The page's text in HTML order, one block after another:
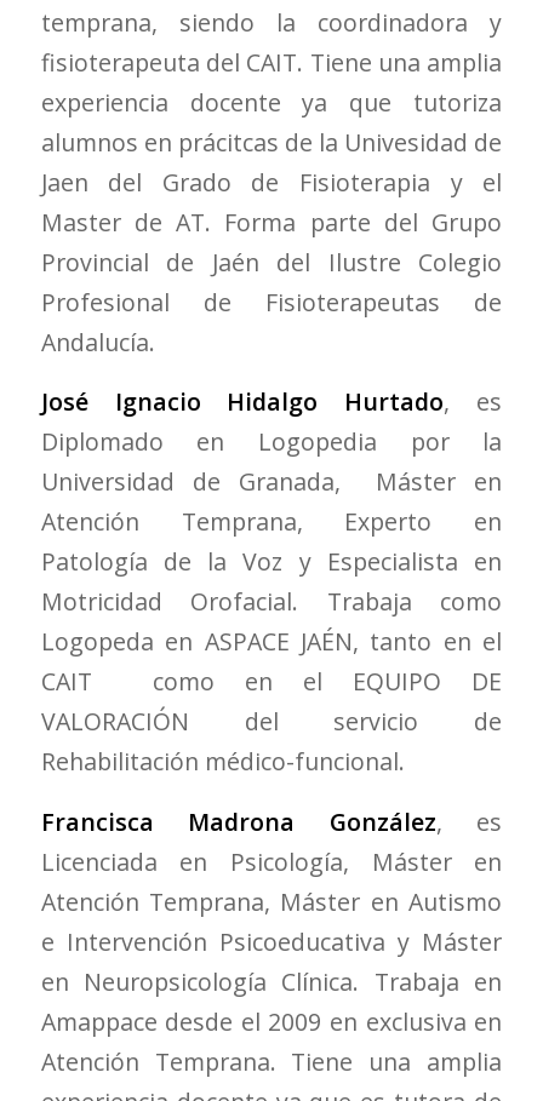
temprana, siendo la coordinadora y
fisioterapeuta del CAIT. Tiene una amplia
experiencia docente ya que tutoriza
alumnos en prácitcas de la Univesidad de
Jaen del Grado de Fisioterapia y el
Master de AT. Forma parte del Grupo
Provincial de Jaén del Ilustre Colegio
Profesional de Fisioterapeutas de
Andalucía.
José Ignacio Hidalgo Hurtado, es
Diplomado en Logopedia por la
Universidad de Granada, Máster en
Atención Temprana, Experto en
Patología de la Voz y Especialista en
Motricidad Orofacial. Trabaja como
Logopeda en ASPACE JAÉN, tanto en el
CAIT como en el EQUIPO DE
VALORACIÓN del servicio de
Rehabilitación médico-funcional.
Francisca Madrona González, es
Licenciada en Psicología, Máster en
Atención Temprana, Máster en Autismo
e Intervención Psicoeducativa y Máster
en Neuropsicología Clínica. Trabaja en
Amappace desde el 2009 en exclusiva en
Atención Temprana. Tiene una amplia